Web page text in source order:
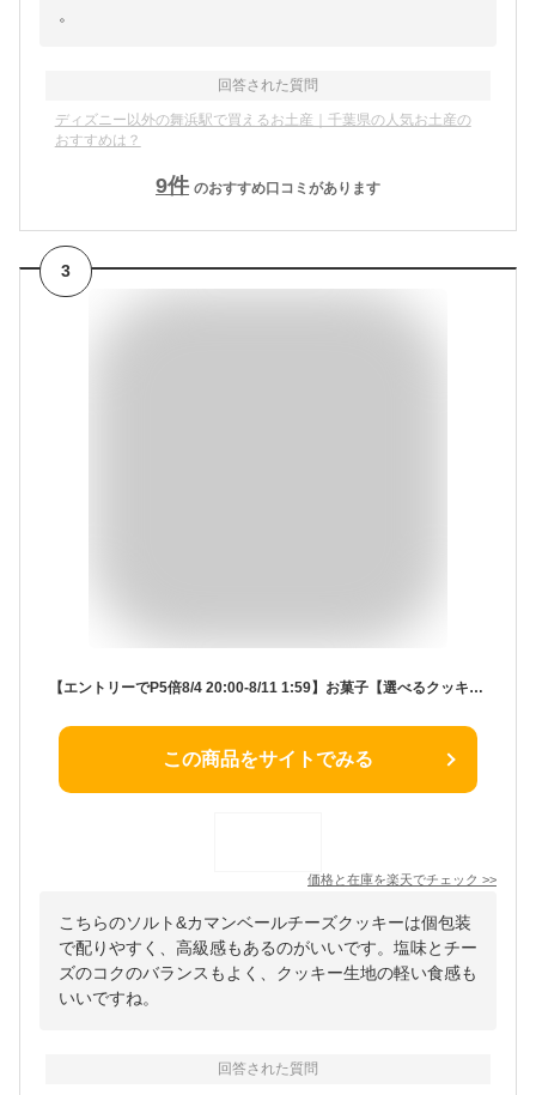
。
回答された質問
ディズニー以外の舞浜駅で買えるお土産｜千葉県の人気お土産の
おすすめは？
9件 のおすすめ口コミがあります
3
【エントリーでP5倍8/4 20:00-8/11 1:59】お菓子【選べるクッキー9枚】東京ミルクチーズ工場 個包装 可愛い おしゃれ クッキー チーズ 焼き菓子 洋菓子 プレゼント ギフト 内祝い お返し お祝い お礼 職場 退職 ご挨拶 菓子折り 東京 お土産 手土産 人気 お中元 御中元
この商品をサイトでみる
価格と在庫を楽天でチェック >>
こちらのソルト&カマンベールチーズクッキーは個包装
で配りやすく、高級感もあるのがいいです。塩味とチー
ズのコクのバランスもよく、クッキー生地の軽い食感も
いいですね。
回答された質問